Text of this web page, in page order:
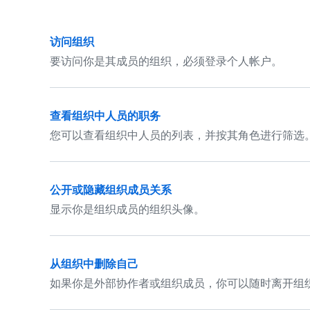
访问组织
要访问你是其成员的组织，必须登录个人帐户。
查看组织中人员的职务
您可以查看组织中人员的列表，并按其角色进行筛选
公开或隐藏组织成员关系
显示你是组织成员的组织头像。
从组织中删除自己
如果你是外部协作者或组织成员，你可以随时离开组